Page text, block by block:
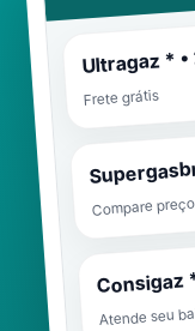
Ultragaz *
Frete grátis
Compare
Consigaz
Atende seu